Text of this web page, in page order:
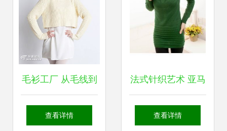
毛衫工厂 从毛线到
成衣的针织服装制
查看详情
法式针织艺术 亚马
逊上的LE POINT
查看详情